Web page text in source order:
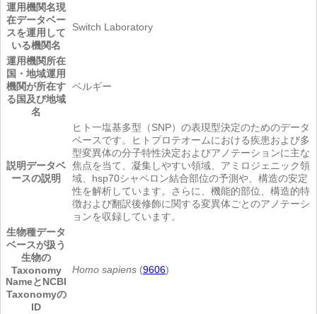
運用機関名現
在データベー
スを運用して
いる機関名
Switch Laboratory
運用機関所在
国・地域運用
機関が所在す
る国及び地域
名
ベルギー
説明データベ
ースの説明
ヒト一塩基多型（SNP）の表現型決定のためのデータ
ベースです。ヒトプロテオームにおける疾患および多
型変異体の分子特性決定およびアノテーションに主な
焦点を当て、凝集しやすい領域、アミロジェニック領
域、hsp70シャペロン結合部位の予測や、構造の安定
性を解析しています。さらに、機能的部位、構造的特
徴および翻訳後修飾に関する変異体ごとのアノテーシ
ョンを収録しています。
生物種データ
ベースが扱う
生物の
Taxonomy
NameとNCBI
Taxonomyの
ID
Homo sapiens (9606)